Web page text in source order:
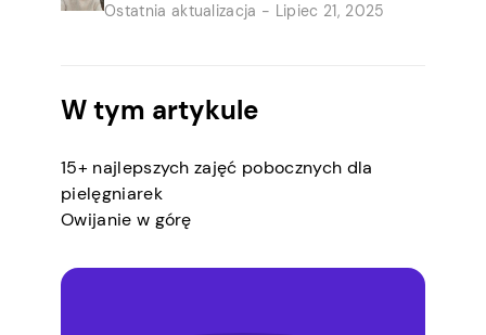
Ostatnia aktualizacja - Lipiec 21, 2025
W tym artykule
15+ najlepszych zajęć pobocznych dla
pielęgniarek
Owijanie w górę